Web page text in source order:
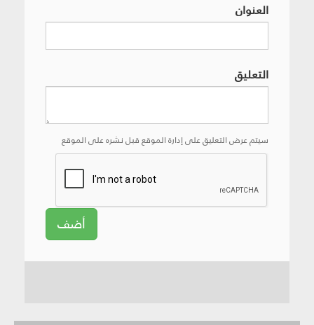
العنوان
التعليق
سيتم عرض التعليق على إدارة الموقع قبل نشره على الموقع
أضف